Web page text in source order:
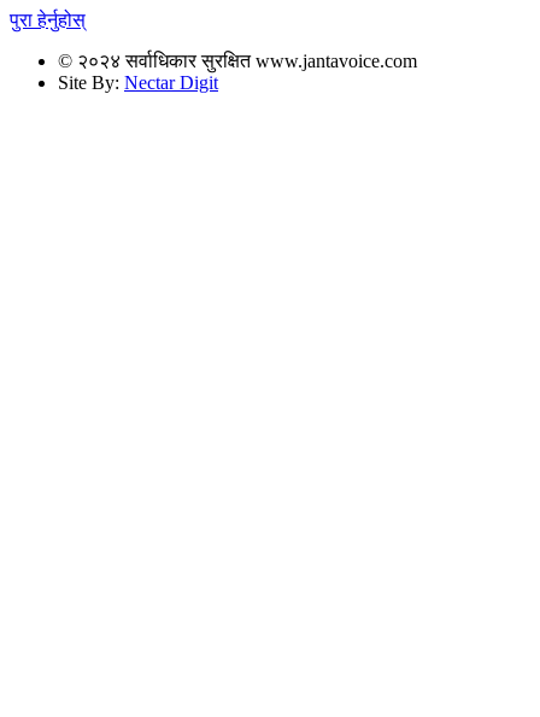
पुरा हेर्नुहोस्
© २०२४ सर्वाधिकार सुरक्षित www.jantavoice.com
Site By: Nectar Digit